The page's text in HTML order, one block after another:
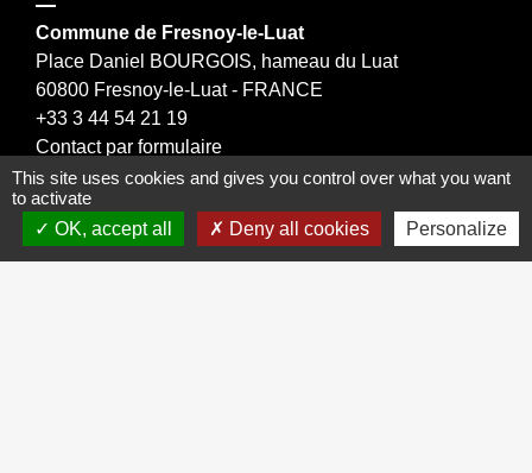
Commune de Fresnoy-le-Luat
Place Daniel BOURGOIS, hameau du Luat
60800 Fresnoy-le-Luat - FRANCE
+33 3 44 54 21 19
Contact par formulaire
This site uses cookies and gives you control over what you want
to activate
OK, accept all
Deny all cookies Personalize